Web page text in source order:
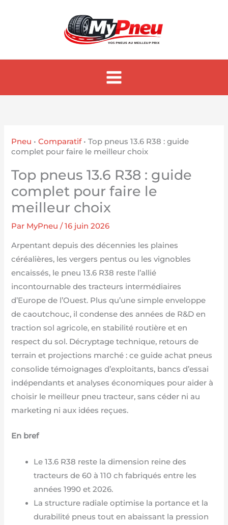
Pneu •Comparatif•Top pneus 13.6 R38 : guide
complet pour faire le meilleur choix
Top pneus 13.6 R38 : guide
complet pour faire le
meilleur choix
Par MyPneu/16 juin 2026
Arpentant depuis des décennies les plaines
céréalières, les vergers pentus ou les vignobles
encaissés, le pneu 13.6 R38 reste l’allié
incontournable des tracteurs intermédiaires
d’Europe de l’Ouest. Plus qu’une simple enveloppe
de caoutchouc, il condense des années de R&D en
traction sol agricole, en stabilité routière et en
respect du sol. Décryptage technique, retours de
terrain et projections marché : ce guide achat pneus
consolide témoignages d’exploitants, bancs d’essai
indépendants et analyses économiques pour aider à
choisir le meilleur pneu tracteur, sans céder ni au
marketing ni aux idées reçues.
En bref
Le 13.6 R38 reste la dimension reine des
tracteurs de 60 à 110 ch fabriqués entre les
années 1990 et 2026.
La structure radiale optimise la portance et la
durabilité pneus tout en abaissant la pression